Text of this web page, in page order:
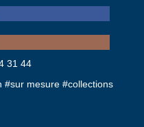
31 44
#sur mesure #collections